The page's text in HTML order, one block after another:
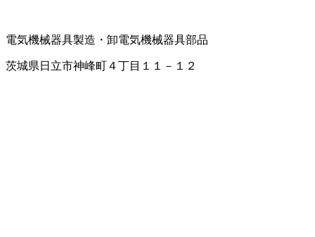
電気機械器具製造・卸電気機械器具部品
茨城県日立市神峰町４丁目１１－１２